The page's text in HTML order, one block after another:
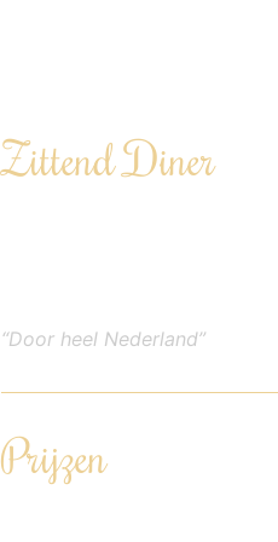
Zittend Diner
“Door heel Nederland”
Prijzen